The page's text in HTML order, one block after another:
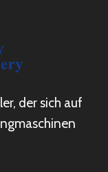
der sich auf